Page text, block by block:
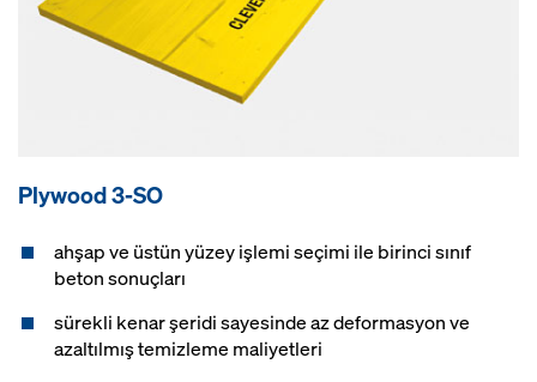
Plywood 3-SO
ahşap ve üstün yüzey işlemi seçimi ile birinci sınıf
beton sonuçları
sürekli kenar şeridi sayesinde az deformasyon ve
azaltılmış temizleme maliyetleri